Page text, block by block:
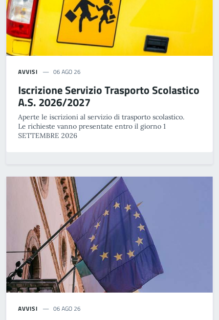
AVVISI 06 AGO 26
Iscrizione Servizio Trasporto Scolastico
A.S. 2026/2027
Aperte le iscrizioni al servizio di trasporto scolastico.
Le richieste vanno presentate entro il giorno 1
SETTEMBRE 2026
AVVISI 06 AGO 26